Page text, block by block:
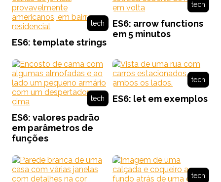
tech
ES6: template strings
tech
ES6: arrow functions
em 5 minutos
tech
ES6: valores padrão
em parâmetros de
funções
tech
ES6: let em exemplos
tech